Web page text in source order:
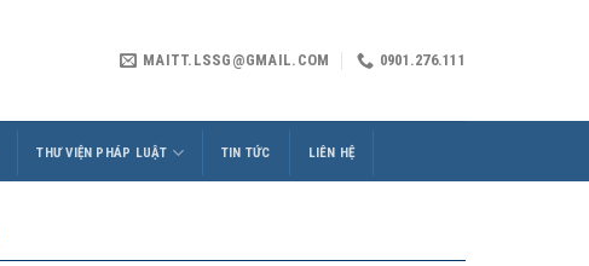
MAITT.LSSG@GMAIL.COM 0901.276.111
THƯ VIỆN PHÁP LUẬT TIN TỨC LIÊN HỆ